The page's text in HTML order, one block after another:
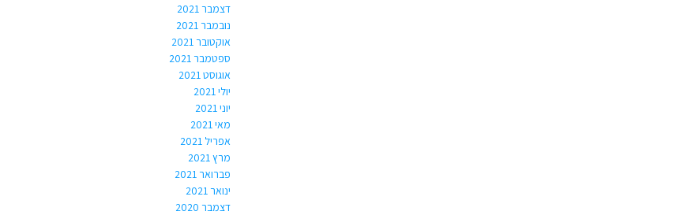
דצמבר 2021
נובמבר 2021
אוקטובר 2021
ספטמבר 2021
אוגוסט 2021
יולי 2021
יוני 2021
מאי 2021
אפריל 2021
מרץ 2021
פברואר 2021
ינואר 2021
דצמבר 2020